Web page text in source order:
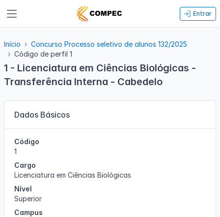
Entrar
Início
Concurso Processo seletivo de alunos 132/2025
Código de perfil 1
1 - Licenciatura em Ciências Biológicas -
Transferência Interna - Cabedelo
Dados Básicos
Código
1
Cargo
Licenciatura em Ciências Biológicas
Nível
Superior
Campus